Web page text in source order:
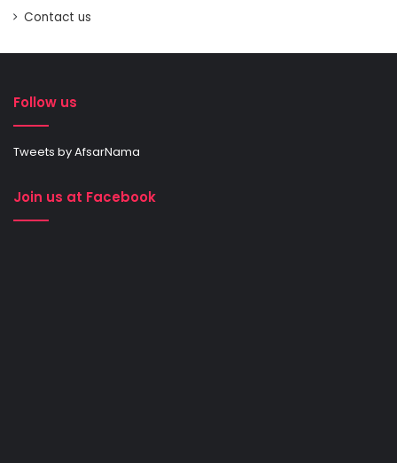
Contact us
Follow us
Tweets by AfsarNama
Join us at Facebook